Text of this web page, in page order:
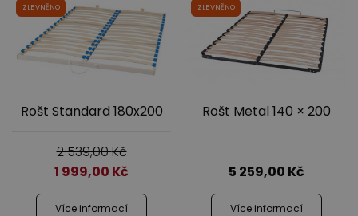
ZLEVNĚNO
Rošt Standard 180x200
2 539,00Kč
1 999,00 Kč
Více informací
ZLEVNĚNO
Rošt Metal 140 × 200
5 259,00 Kč
Více informací